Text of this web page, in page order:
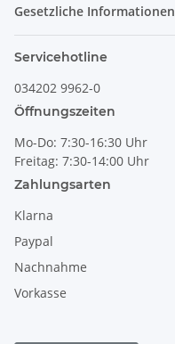
Gesetzliche Informationen
Servicehotline
034202 9962-0
Öffnungszeiten
Mo-Do: 7:30-16:30 Uhr
Freitag: 7:30-14:00 Uhr
Zahlungsarten
Klarna
Paypal
Nachnahme
Vorkasse